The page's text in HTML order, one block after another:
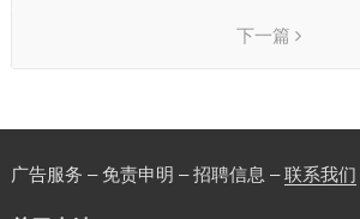
下一篇
广告服务 – 免责申明 – 招聘信息 –联系我们